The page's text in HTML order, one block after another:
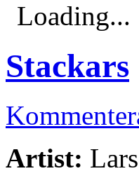
Loading...
Stackars
Artist: